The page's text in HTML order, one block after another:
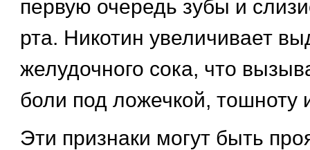
первую очередь зубы и
рта. Никотин увеличивает
желудочного сока, что
боли под ложечкой, тошноту
Эти признаки могут быть